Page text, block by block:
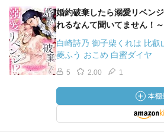
婚約破棄したら溺愛リベン
れるなんて聞いてません！
白崎詩乃 御子柴くれは 比
菱ふう おこめ 白蜜ダイヤ
5 2.00 1